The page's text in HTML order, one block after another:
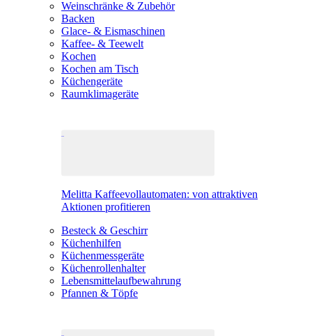
Weinschränke & Zubehör
Backen
Glace- & Eismaschinen
Kaffee- & Teewelt
Kochen
Kochen am Tisch
Küchengeräte
Raumklimageräte
Melitta Kaffeevollautomaten: von attraktiven
Aktionen profitieren
Besteck & Geschirr
Küchenhilfen
Küchenmessgeräte
Küchenrollenhalter
Lebensmittelaufbewahrung
Pfannen & Töpfe